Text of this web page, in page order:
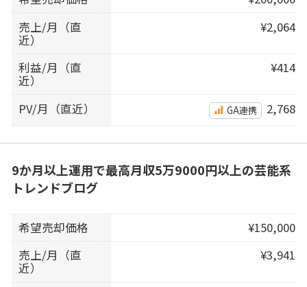
売上/月（直
近）
¥2,064
利益/月（直
近）
¥414
PV/月（直近） GA連携 2,768
9か月以上運用で最高月収5万9000円以上の芸能系
トレンドブログ
希望売却価格
¥150,000
売上/月（直
近）
¥3,941